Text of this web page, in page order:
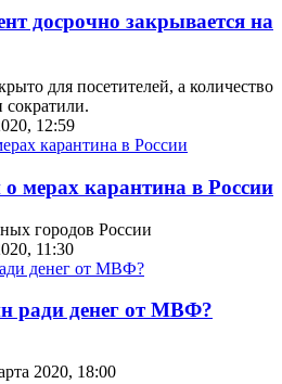
досрочно закрывается на
для посетителей, а количество
сократили.
12:59
о мерах карантина в России
городов России
11:30
ради денег от МВФ?
2020, 18:00